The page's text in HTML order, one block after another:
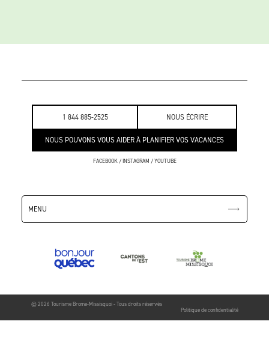
1 844 885-2525 NOUS ÉCRIRE
NOUS POUVONS VOUS AIDER À PLANIFIER VOS VACANCES
FACEBOOK/INSTAGRAM /YOUTUBE
MENU
© 2026 Tourisme Brome-Missisquoi - Tous droits réservés
Politique de confidentialité